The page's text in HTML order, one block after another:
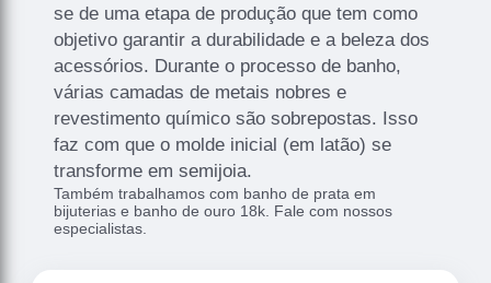
se de uma etapa de produção que tem como
objetivo garantir a durabilidade e a beleza dos
acessórios. Durante o processo de banho,
várias camadas de metais nobres e
revestimento químico são sobrepostas. Isso
faz com que o molde inicial (em latão) se
transforme em semijoia.
Também trabalhamos com banho de prata em
bijuterias e banho de ouro 18k. Fale com nossos
especialistas.